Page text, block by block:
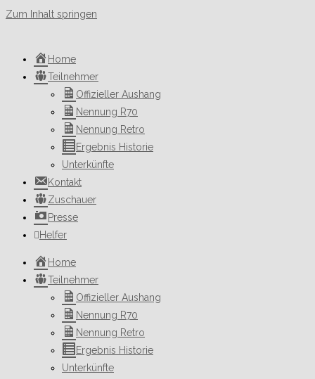
Zum Inhalt springen
Home
Teilnehmer
Offizieller Aushang
Nennung R70
Nennung Retro
Ergebnis Historie
Unterkünfte
Kontakt
Zuschauer
Presse
Helfer
Home
Teilnehmer
Offizieller Aushang
Nennung R70
Nennung Retro
Ergebnis Historie
Unterkünfte